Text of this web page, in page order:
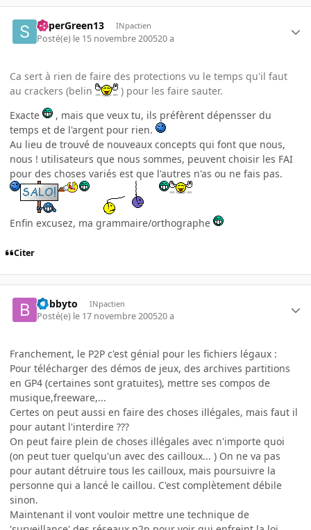
SuperGreen13 INpactien
Posté(e) le 15 novembre 200520 a
Ca sert à rien de faire des protections vu le temps qu'il faut
au crackers (belin
) pour les faire sauter.
Exacte
, mais que veux tu, ils préfèrent dépensser du
temps et de l'argent pour rien.
Au lieu de trouvé de nouveaux concepts qui font que nous,
nous ! utilisateurs que nous sommes, peuvent choisir les FAI
pour des choses variés est que l'autres n'as ou ne fais pas.
Enfin excusez, ma grammaire/orthographe
Citer
bobbyto INpactien
Posté(e) le 17 novembre 200520 a
Franchement, le P2P c'est génial pour les fichiers légaux :
Pour télécharger des démos de jeux, des archives partitions
en GP4 (certaines sont gratuites), mettre ses compos de
musique,freeware,...
Certes on peut aussi en faire des choses illégales, mais faut il
pour autant l'interdire ???
On peut faire plein de choses illégales avec n'importe quoi
(on peut tuer quelqu'un avec des cailloux... ) On ne va pas
pour autant détruire tous les cailloux, mais poursuivre la
personne qui a lancé le caillou. C'est complètement débile
sinon.
Maintenant il vont vouloir mettre une technique de